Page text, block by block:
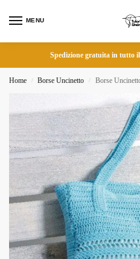
MENU
Spedizione gratuita in tutto
Home / Borse Uncinetto / Borse